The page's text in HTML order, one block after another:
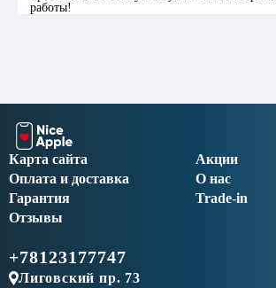
работы!
Акции
О нас
Оплата и доставка
Trade-in
Гарантия
Отзывы
Карта сайта
+78123177747
Лиговский пр. 73